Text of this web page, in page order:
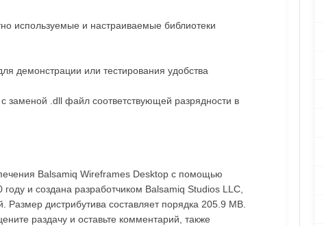
используемые и настраиваемые библиотеки
демонстрации или тестирования удобства
заменой .dll файл соответствующей разрядности в
Balsamiq Wireframes Desktop с помощью
и создана разработчиком Balsamiq Studios LLC,
Размер дистрибутива составляет порядка 205.9 MB.
раздачу и оставьте комментарий, также